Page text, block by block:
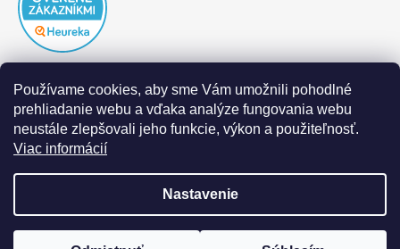
Používame cookies, aby sme Vám umožnili pohodlné
prehliadanie webu a vďaka analýze fungovania webu
neustále zlepšovali jeho funkcie, výkon a použiteľnosť.
Viac informácií
Nastavenie
|Realizoval Appgrade